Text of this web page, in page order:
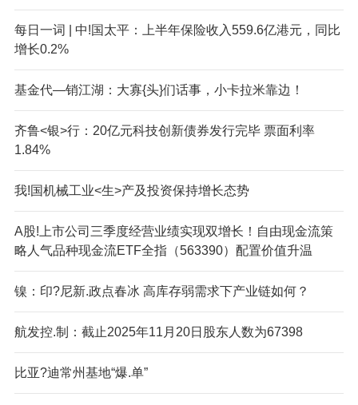
每日一词 | 中!国太平：上半年保险收入559.6亿港元，同比
增长0.2%
基金代—销江湖：大寡{头}们话事，小卡拉米靠边！
齐鲁<银>行：20亿元科技创新债券发行完毕 票面利率
1.84%
我!国机械工业<生>产及投资保持增长态势
A股!上市公司三季度经营业绩实现双增长！自由现金流策
略人气品种现金流ETF全指（563390）配置价值升温
镍：印?尼新.政点春冰 高库存弱需求下产业链如何？
航发控.制：截止2025年11月20日股东人数为67398
比亚?迪常州基地“爆.单”